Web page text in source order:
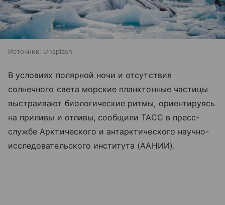
Источник: Unsplash
В условиях полярной ночи и отсутствия
солнечного света морские планктонные частицы
выстраивают биологические ритмы, ориентируясь
на приливы и отливы, сообщили ТАСС в пресс-
службе Арктического и антарктического научно-
исследовательского института (ААНИИ).